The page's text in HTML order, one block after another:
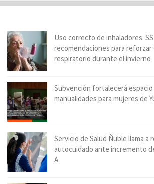
Uso correcto de inhaladores:
recomendaciones para reforzar
respiratorio durante el invierno
Subvención fortalecerá
manualidades para mujeres de
Servicio de Salud Ñuble llama a
autocuidado ante incremento
A